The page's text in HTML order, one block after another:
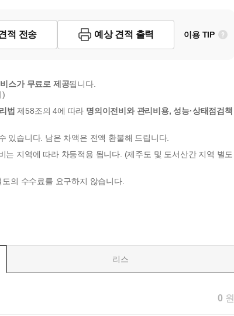
적 전송 예상 견적 출력 이용 TIP
스가 무료로 제공됩니다.
)
법 제58조의 4에 따라 명의이전비와 관리비용, 성능·상태점검책
있습니다. 남은 차액은 전액 환불해 드립니다.
지역에 따라 차등적용 됩니다. (제주도 및 도서산간 지역 별도
의 수수료를 요구하지 않습니다.
리스
0 원